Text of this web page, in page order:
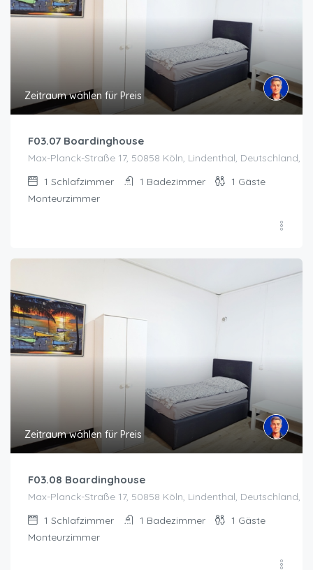
Zeitraum wählen für Preis
F03.07 Boardinghouse
Max-Planck-Straße 17, 50858 Köln, Lindenthal, Deutschland,
1 Schlafzimmer 1 Badezimmer 1 Gäste
Monteurzimmer
Zeitraum wählen für Preis
F03.08 Boardinghouse
Max-Planck-Straße 17, 50858 Köln, Lindenthal, Deutschland,
1 Schlafzimmer 1 Badezimmer 1 Gäste
Monteurzimmer